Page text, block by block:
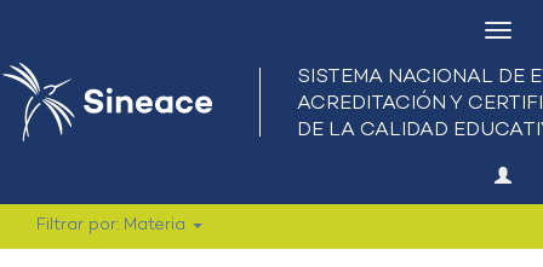
Filtrar por: Materia